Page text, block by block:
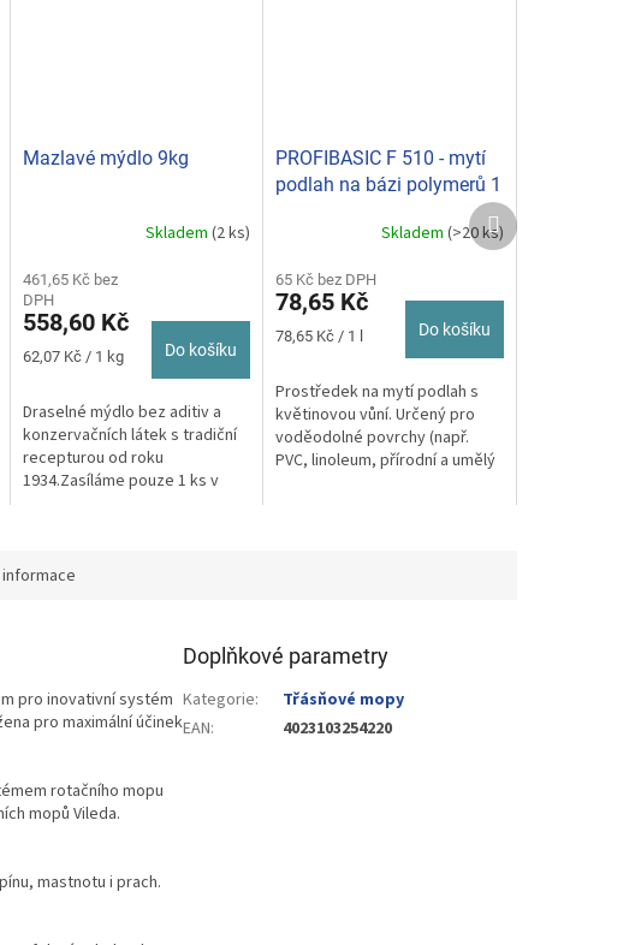
Mazlavé mýdlo 9kg
Skladem(2 ks)
461,65 Kč bez
DPH
558,60 Kč
Měrná
62,07 Kč / 1 kg Do košíku
Draselné mýdlo bez aditiv a
konzervačních látek s tradiční
recepturou od roku
1934.Zasíláme pouze 1 ks v
PROFIBASIC F 510 - mytí
podlah na bázi polymerů 1
Skladem (>20 ks)
65 Kč bez DPH
78,65 Kč
Měrná
78,65 Kč / 1 l Do košíku
Prostředek na mytí podlah s
květinovou vůní. Určený pro
voděodolné povrchy (např.
PVC, linoleum, přírodní a umělý
Další
produkt
pro inovativní systém
pro maximální účinek
rotačního mopu
mopů Vileda.
mastnotu i prach.
Doplňkové parametry
Kategorie:
Třásňové mopy
EAN: 4023103254220